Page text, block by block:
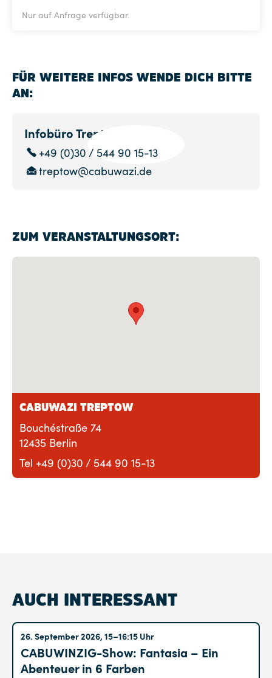
FÜR WEITERE INFOS WENDE DICH BITTE
AN:
Infobüro Treptow
+49 (0)30 / 544 90 15-13
treptow@cabuwazi.de
ZUM VERANSTALTUNGSORT:
CABUWAZI TREPTOW
Bouchéstraße 74
12435 Berlin
Tel +49 (0)30 / 544 90 15-13
Nur auf Anfrage verfügbar.
AUCH INTERESSANT
26. September 2026, 15–16:15 Uhr
CABUWINZIG-Show: Fantasia – Ein
Abenteuer in 6 Farben